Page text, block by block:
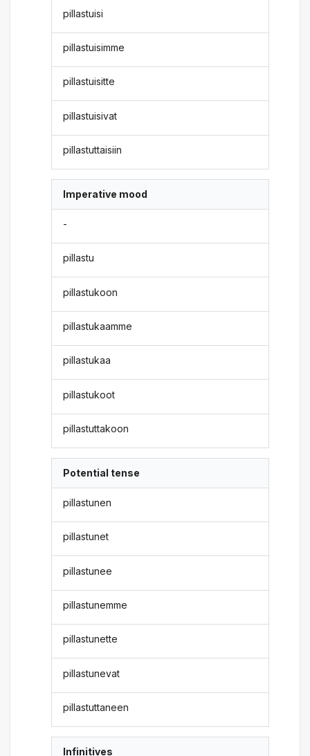
pillastuisi
pillastuisimme
pillastuisitte
pillastuisivat
pillastuttaisiin
Imperative mood
-
pillastu
pillastukoon
pillastukaamme
pillastukaa
pillastukoot
pillastuttakoon
Potential tense
pillastunen
pillastunet
pillastunee
pillastunemme
pillastunette
pillastunevat
pillastuttaneen
Infinitives